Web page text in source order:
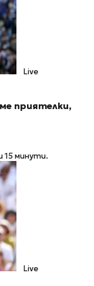
Live
приятелки,
15 минути.
Live